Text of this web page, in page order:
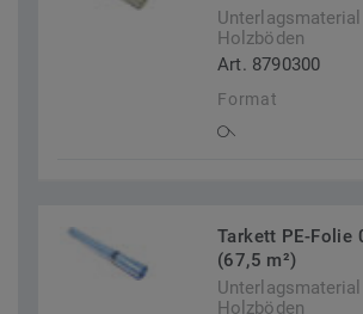
Unterlagsmaterial
Holzböden
Art. 8790300
Format
Tarkett PE-Folie
(67,5 m²)
Unterlagsmaterial
Holzböden